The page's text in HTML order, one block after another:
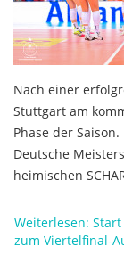
Nach einer
Stuttgart am
Phase der
Deutsche
heimischen
Weiterlesen:
zum Viertelfinal-